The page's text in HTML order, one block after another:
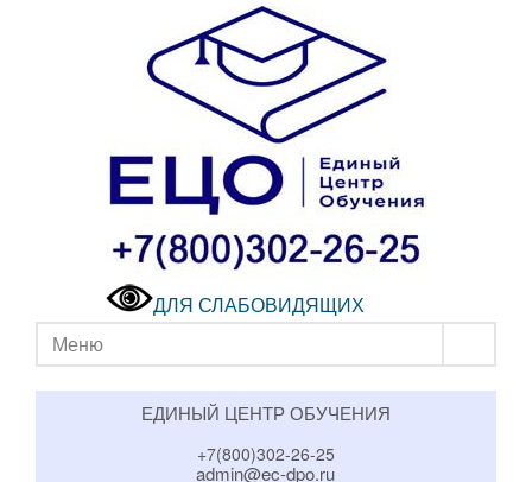
ДЛЯ СЛАБОВИДЯЩИХ
Меню
ЕДИНЫЙ ЦЕНТР ОБУЧЕНИЯ
+7(800)302-26-25
admin@ec-dpo.ru